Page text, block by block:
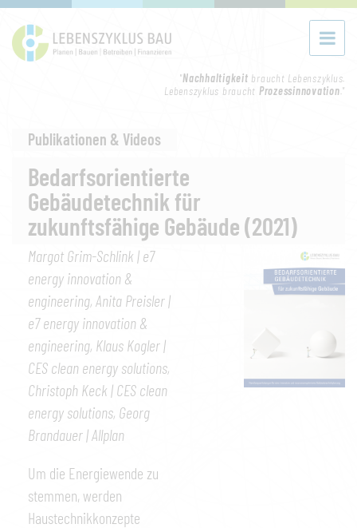
"Nachhaltigkeit braucht Lebenszyklus.
Lebenszyklus braucht Prozessinnovation."
Publikationen & Videos
Bedarfsorientierte
Gebäudetechnik für
zukunftsfähige Gebäude (2021)
Margot Grim-Schlink | e7
energy innovation &
engineering, Anita Preisler |
e7 energy innovation &
engineering, Klaus Kogler |
CES clean energy solutions,
Christoph Keck | CES clean
energy solutions, Georg
Brandauer | Allplan
Um die Energiewende zu
stemmen, werden
Haustechnikkonzepte